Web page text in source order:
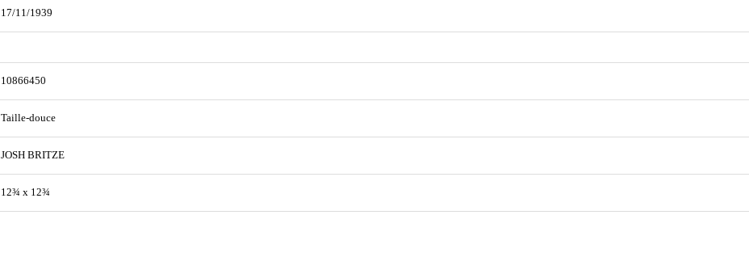
17/11/1939
10866450
Taille-douce
JOSH BRITZE
12¾ x 12¾